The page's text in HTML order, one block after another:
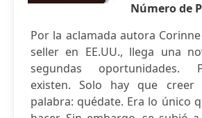
Número de
Por la aclamada autora
seller en EE.UU., llega una
segundas oportunidades.
existen. Solo hay que creer
palabra: quédate. Era lo único